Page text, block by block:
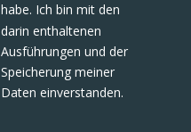
habe. Ich bin mit den
darin enthaltenen
Ausführungen und der
Speicherung meiner
Daten einverstanden.